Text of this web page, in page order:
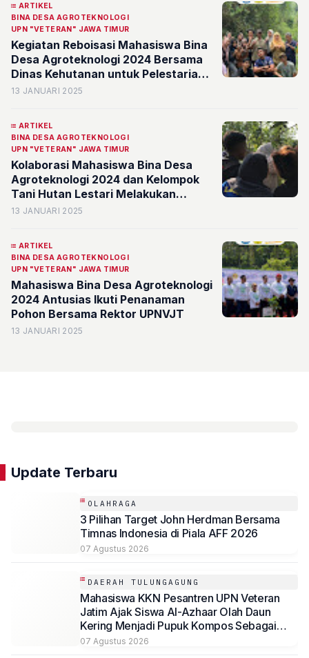
ARTIKEL
BINA DESA AGROTEKNOLOGI
UPN "VETERAN" JAWA TIMUR
Kegiatan Reboisasi Mahasiswa Bina
Desa Agroteknologi 2024 Bersama
Dinas Kehutanan untuk Pelestarian
Ekologi Hutan
13 JANUARI 2025
ARTIKEL
BINA DESA AGROTEKNOLOGI
UPN "VETERAN" JAWA TIMUR
Kolaborasi Mahasiswa Bina Desa
Agroteknologi 2024 dan Kelompok
Tani Hutan Lestari Melakukan
Kegiatan Polinasi Vanili untuk
13 JANUARI 2025
ARTIKEL
BINA DESA AGROTEKNOLOGI
UPN "VETERAN" JAWA TIMUR
Mahasiswa Bina Desa Agroteknologi
2024 Antusias Ikuti Penanaman
Pohon Bersama Rektor UPNVJT
13 JANUARI 2025
Update Terbaru
OLAHRAGA
3 Pilihan Target John Herdman Bersama
Timnas Indonesia di Piala AFF 2026
07 Agustus 2026
DAERAH TULUNGAGUNG
Mahasiswa KKN Pesantren UPN Veteran
Jatim Ajak Siswa Al-Azhaar Olah Daun
Kering Menjadi Pupuk Kompos Sebagai
Solusi Ramah Lingkungan
07 Agustus 2026